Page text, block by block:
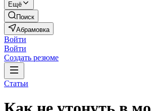
Ещё
Поиск
Абрамовка
Войти
Войти
Создать резюме
Статьи